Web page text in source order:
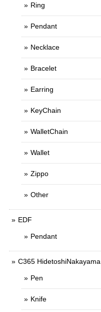
Ring
Pendant
Necklace
Bracelet
Earring
KeyChain
WalletChain
Wallet
Zippo
Other
EDF
Pendant
C365 HidetoshiNakayama
Pen
Knife